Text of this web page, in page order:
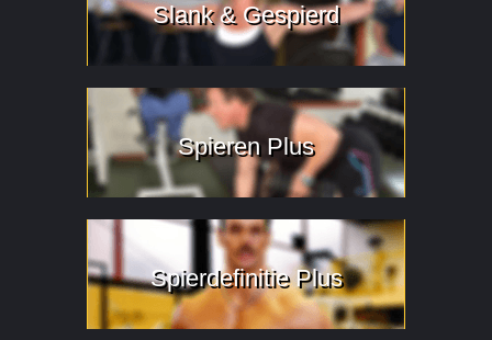
Slank & Gespierd
Spieren Plus
Spierdefinitie Plus